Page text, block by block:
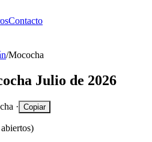
Contacto
/Mococha
Julio de 2026
· Copiar